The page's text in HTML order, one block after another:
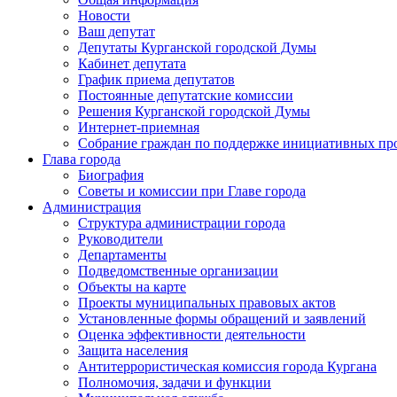
Новости
Ваш депутат
Депутаты Курганской городской Думы
Кабинет депутата
График приема депутатов
Постоянные депутатские комиссии
Решения Курганской городской Думы
Интернет-приемная
Собрание граждан по поддержке инициативных
Глава города
Биография
Советы и комиссии при Главе города
Администрация
Структура администрации города
Руководители
Департаменты
Подведомственные организации
Объекты на карте
Проекты муниципальных правовых актов
Установленные формы обращений и заявлений
Оценка эффективности деятельности
Защита населения
Антитеррористическая комиссия города Кургана
Полномочия, задачи и функции